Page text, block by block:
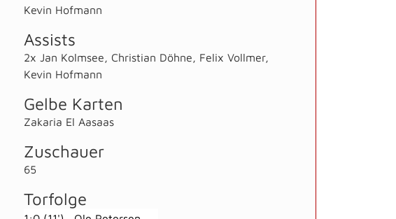
Kevin Hofmann
Assists
2x Jan Kolmsee Christian Döhne Felix Vollmer,
Kevin Hofmann
Gelbe Karten
Zakaria El Aasaas
Zuschauer
65
Torfolge